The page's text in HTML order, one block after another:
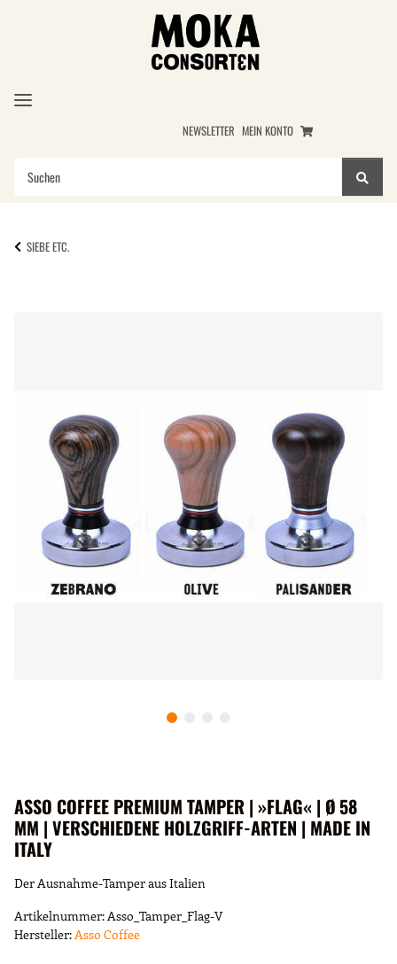
NEWSLETTER MEIN KONTO
SIEBE ETC.
ASSO COFFEE PREMIUM TAMPER | »FLAG« | Ø 58
MM | VERSCHIEDENE HOLZGRIFF-ARTEN | MADE IN
ITALY
Der Ausnahme-Tamper aus Italien
Artikelnummer:Asso_Tamper_Flag-V
Hersteller:Asso Coffee